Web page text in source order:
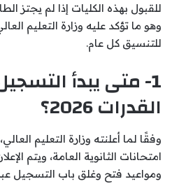
للقبول بهذه الكليات إذا لم يجتز
وهو ما تؤكد عليه وزارة التعليم
للتنسيق كل عام.
1- متى يبدأ
القدرات 2026؟
وفقًا لما أعلنته وزارة التعليم
امتحانات الثانوية العامة، ويتم
ومواعيد فتح وغلق باب التسجيل